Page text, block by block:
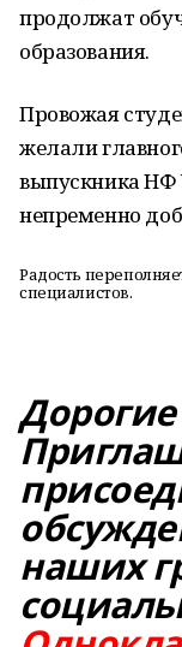
продолжат
образования.
Провожая
желали
выпускника НФ
непременно
Радость
специалистов.
наших